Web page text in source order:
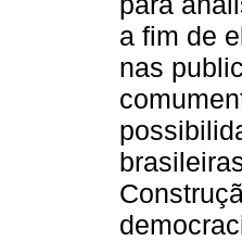
a fim de
nas